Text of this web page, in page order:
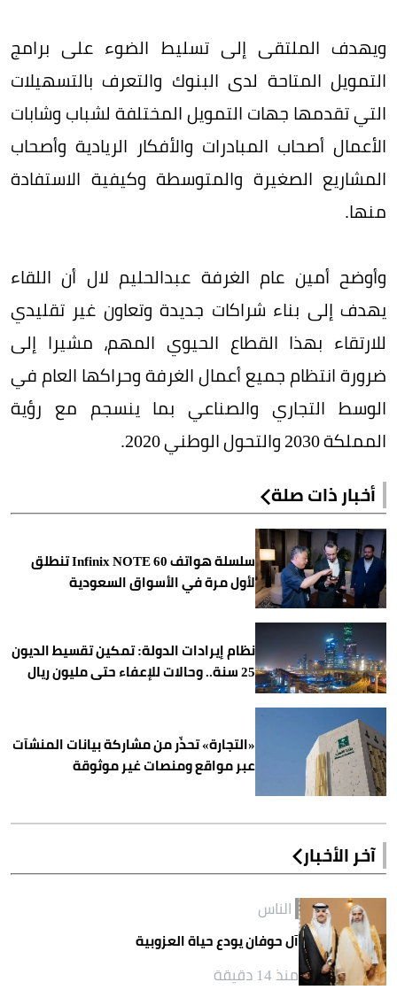
ويهدف الملتقى إلى تسليط الضوء على برامج
التمويل المتاحة لدى البنوك والتعرف بالتسهيلات
التي تقدمها جهات التمويل المختلفة لشباب وشابات
الأعمال أصحاب المبادرات والأفكار الريادية وأصحاب
المشاريع الصغيرة والمتوسطة وكيفية الاستفادة
منها.
وأوضح أمين عام الغرفة عبدالحليم لال أن اللقاء
يهدف إلى بناء شراكات جديدة وتعاون غير تقليدي
للارتقاء بهذا القطاع الحيوي المهم، مشيرا إلى
ضرورة انتظام جميع أعمال الغرفة وحراكها العام في
الوسط التجاري والصناعي بما ينسجم مع رؤية
المملكة 2030 والتحول الوطني 2020.
أخبار ذات صلة
سلسلة هواتف Infinix NOTE 60 تنطلق
لأول مرة في الأسواق السعودية
نظام إيرادات الدولة: تمكين تقسيط الديون
25 سنة.. وحالات للإعفاء حتى مليون ريال
«التجارة» تحذّر من مشاركة بيانات المنشآت
عبر مواقع ومنصات غير موثوقة
آخر الأخبار
الناس
آل حوفان يودع حياة العزوبية
منذ 14 دقيقة